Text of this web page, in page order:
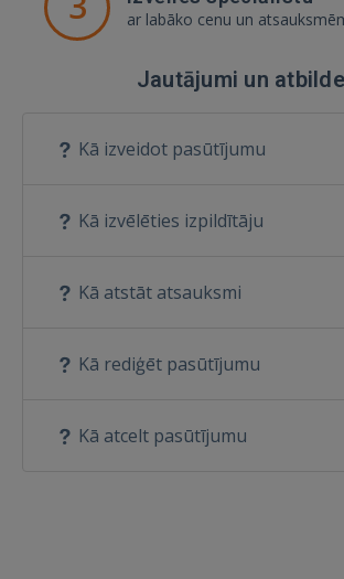
ar labāko cenu un
Jautājumi un
Kā izveidot pasūtījumu
Kā izvēlēties izpildītāju
Kā atstāt atsauksmi
Kā rediģēt pasūtījumu
Kā atcelt pasūtījumu